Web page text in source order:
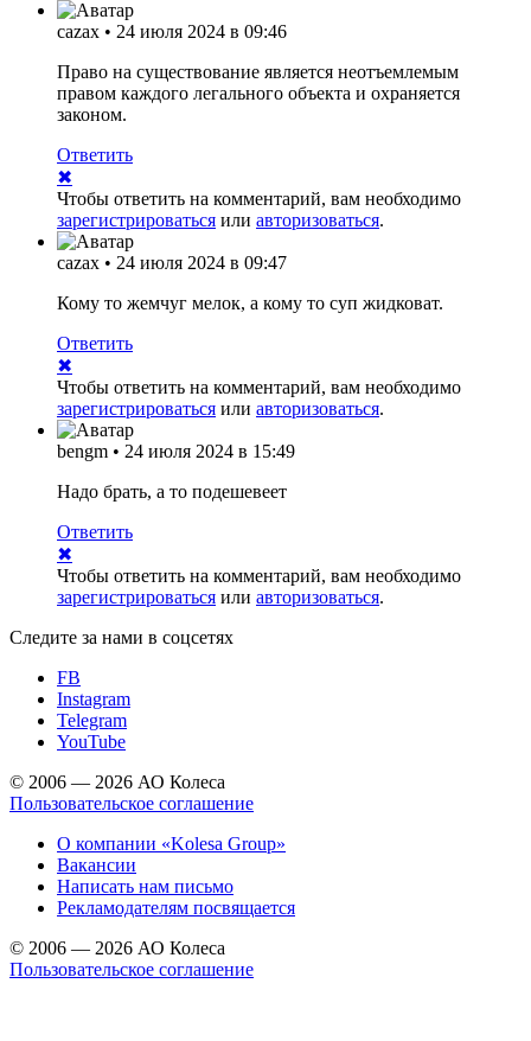
cazax • 24 июля 2024 в 09:46
Право на существование является неотъемлемым
правом каждого легального объекта и охраняется
законом.
Ответить
✖
Чтобы ответить на комментарий, вам необходимо
зарегистрироваться или авторизоваться.
cazax • 24 июля 2024 в 09:47
Кому то жемчуг мелок, а кому то суп жидковат.
Ответить
✖
Чтобы ответить на комментарий, вам необходимо
зарегистрироваться или авторизоваться.
bengm • 24 июля 2024 в 15:49
Надо брать, а то подешевеет
Ответить
✖
Чтобы ответить на комментарий, вам необходимо
зарегистрироваться или авторизоваться.
Следите за нами в соцсетях
FB
Instagram
Telegram
YouTube
© 2006 — 2026 АО Колеса
Пользовательское соглашение
О компании «Kolesa Group»
Вакансии
Написать нам письмо
Рекламодателям посвящается
© 2006 — 2026 АО Колеса
Пользовательское соглашение